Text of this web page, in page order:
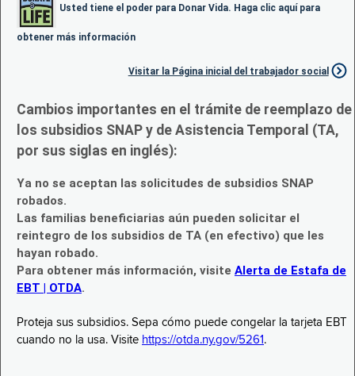
Usted tiene el poder para Donar Vida. Haga clic aquí para
obtener más información
Visitar la Página inicial del trabajador social
Cambios importantes en el trámite de reemplazo de
los subsidios SNAP y de Asistencia Temporal (TA,
por sus siglas en inglés):
Ya no se aceptan las solicitudes de subsidios SNAP
robados.
Las familias beneficiarias aún pueden solicitar el
reintegro de los subsidios de TA (en efectivo) que les
hayan robado.
Para obtener más información, visite Alerta de Estafa de
EBT | OTDA.
Proteja sus subsidios. Sepa cómo puede congelar la tarjeta EBT
cuando no la usa. Visite https://otda.ny.gov/5261 .